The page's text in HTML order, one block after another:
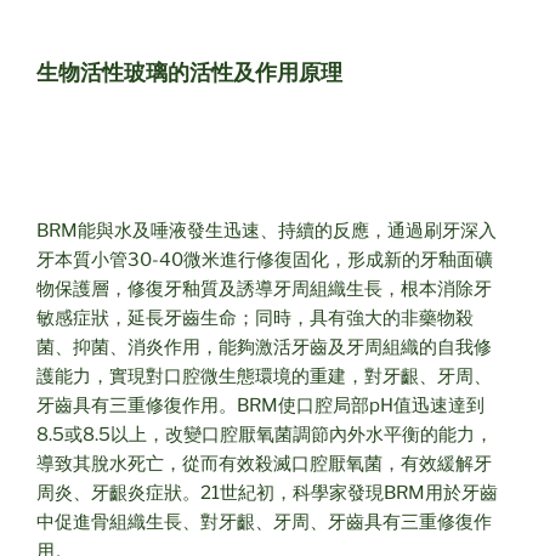
生物活性玻璃的活性及作用原理
BRM能與水及唾液發生迅速、持續的反應，通過刷牙深入
牙本質小管30-40微米進行修復固化，形成新的牙釉面礦
物保護層，修復牙釉質及誘導牙周組織生長，根本消除牙
敏感症狀，延長牙齒生命；同時，具有強大的非藥物殺
菌、抑菌、消炎作用，能夠激活牙齒及牙周組織的自我修
護能力，實現對口腔微生態環境的重建，對牙齦、牙周、
牙齒具有三重修復作用。BRM使口腔局部pH值迅速達到
8.5或8.5以上，改變口腔厭氧菌調節內外水平衡的能力，
導致其脫水死亡，從而有效殺滅口腔厭氧菌，有效緩解牙
周炎、牙齦炎症狀。21世紀初，科學家發現BRM用於牙齒
中促進骨組織生長、對牙齦、牙周、牙齒具有三重修復作